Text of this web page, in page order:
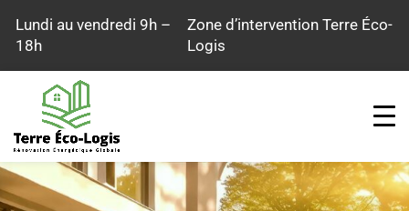
Lundi au vendredi 9h –
18h
Zone d’intervention Terre Éco-
Logis